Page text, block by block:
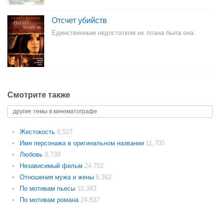
Отсчет убийств
Единственным недостатком их плана была она
Смотрите также
другие темы в кинематографе
Жестокость 8,527
Имя персонажа в оригинальном названии 11,700
Любовь 8,739
Независимый фильм 24,702
Отношения мужа и жены 8,362
По мотивам пьесы 10,343
По мотивам романа 24,837